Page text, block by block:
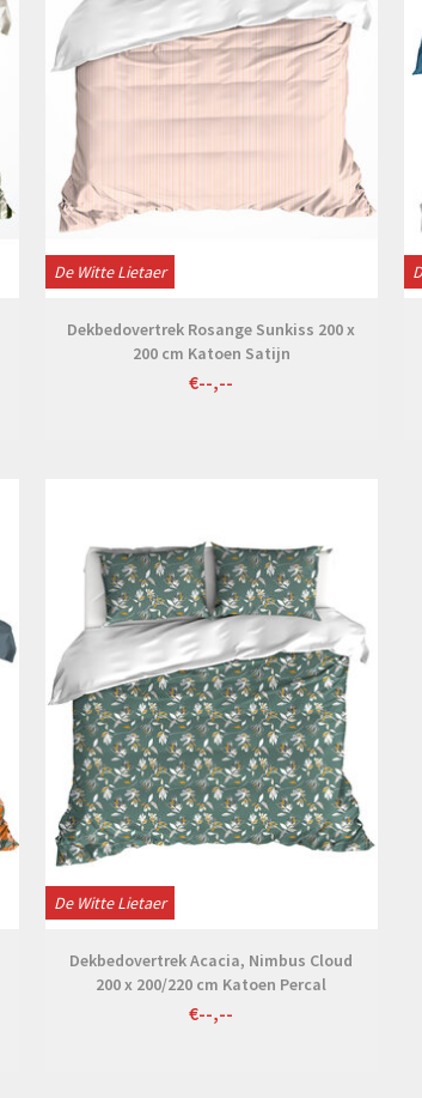
De Witte Lietaer
Dekbedovertrek Rosange Sunkiss 200 x
200 cm Katoen Satijn
€--,--
De Witte Lietaer
Dekbedovertrek Acacia, Nimbus Cloud
200 x 200/220 cm Katoen Percal
€--,--